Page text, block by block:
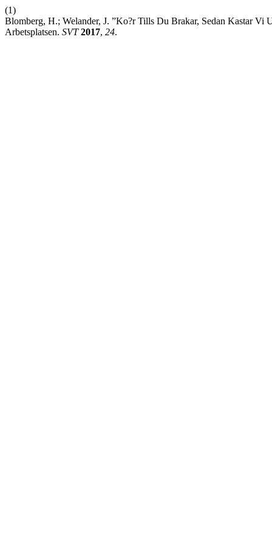
(1)
Blomberg, H.; Welander, J. ”Ko?r Tills Du Brakar, Sedan Kastar Vi
Arbetsplatsen. SVT 2017, 24.